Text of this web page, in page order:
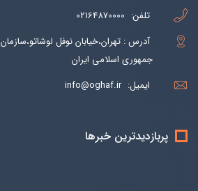
تلفن: 02164870000
آدرس : تهران،خیابان نوفل
جمهوری اسلامی ایران
ایمیل: info@oghaf.ir
پربازدیدترین خبرها